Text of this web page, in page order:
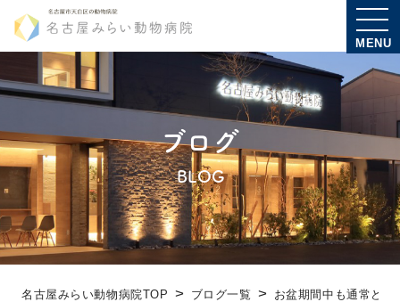
MENU
ブログ
BLOG
名古屋みらい動物病院TOP ブログ一覧 お盆期間中も通常ど